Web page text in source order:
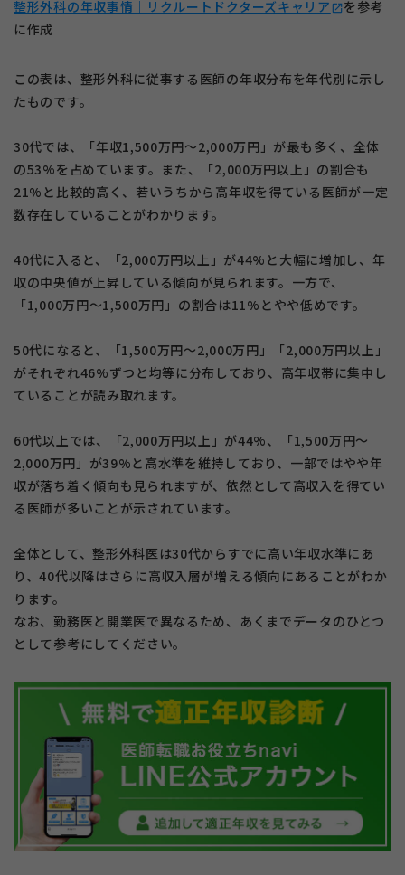
整形外科の年収事情｜リクルートドクターズキャリア open_in_newを参考
に作成
この表は、整形外科に従事する医師の年収分布を年代別に示し
たものです。
30代では、「年収1,500万円～2,000万円」が最も多く、全体
の53%を占めています。また、「2,000万円以上」の割合も
21%と比較的高く、若いうちから高年収を得ている医師が一定
数存在していることがわかります。
40代に入ると、「2,000万円以上」が44%と大幅に増加し、年
収の中央値が上昇している傾向が見られます。一方で、
「1,000万円～1,500万円」の割合は11%とやや低めです。
50代になると、「1,500万円～2,000万円」「2,000万円以上」
がそれぞれ46%ずつと均等に分布しており、高年収帯に集中し
ていることが読み取れます。
60代以上では、「2,000万円以上」が44%、「1,500万円～
2,000万円」が39%と高水準を維持しており、一部ではやや年
収が落ち着く傾向も見られますが、依然として高収入を得てい
る医師が多いことが示されています。
全体として、整形外科医は30代からすでに高い年収水準にあ
り、40代以降はさらに高収入層が増える傾向にあることがわか
ります。
なお、勤務医と開業医で異なるため、あくまでデータのひとつ
として参考にしてください。